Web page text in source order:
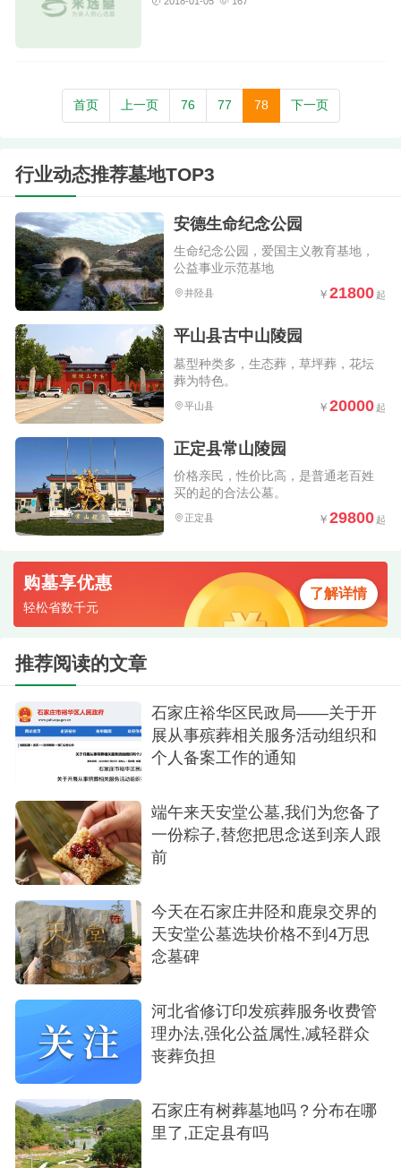
首页 上一页 76 77 78 下一页
行业动态推荐墓地TOP3
安德生命纪念公园
生命纪念公园，爱国主义教育基地，
公益事业示范基地
井陉县 21800
平山县古中山陵园
墓型种类多，生态葬，草坪葬，花坛
葬为特色。
平山县 20000
正定县常山陵园
价格亲民，性价比高，是普通老百姓
买的起的合法公墓。
正定县 29800
购墓享优惠
轻松省数千元
了解详情
推荐阅读的文章
石家庄裕华区民政局——关于开
展从事殡葬相关服务活动组织和
个人备案工作的通知
端午来天安堂公墓,我们为您备了
一份粽子,替您把思念送到亲人跟
前
今天在石家庄井陉和鹿泉交界的
天安堂公墓选块价格不到4万思
念墓碑
河北省修订印发殡葬服务收费管
理办法,强化公益属性,减轻群众
丧葬负担
石家庄有树葬墓地吗？分布在哪
里了,正定县有吗